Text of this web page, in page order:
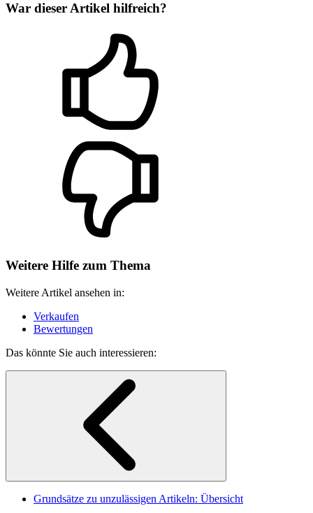
War dieser Artikel hilfreich?
Weitere Hilfe zum Thema
Weitere Artikel ansehen in:
Verkaufen
Bewertungen
Das könnte Sie auch interessieren:
Grundsätze zu unzulässigen Artikeln: Übersicht